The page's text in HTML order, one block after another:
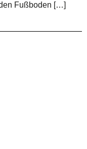
Fußboden […]